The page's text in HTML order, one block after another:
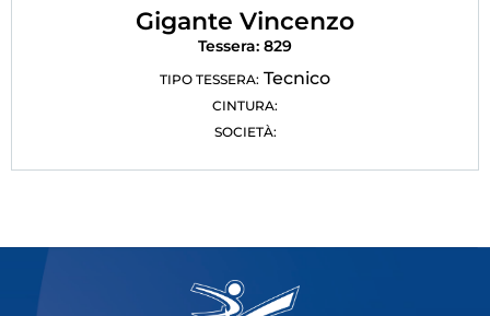
Mappa del sito
Cookie policy
Feed
Dove siamo
Gigante Vincenzo
Tessera: 829
TIPO TESSERA: Tecnico
CINTURA:
SOCIETÀ: